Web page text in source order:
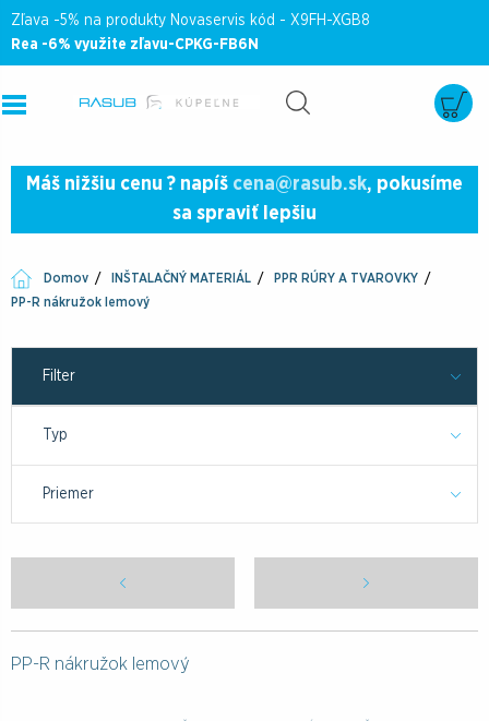
Zľava -5% na produkty Novaservis kód - X9FH-XGB8
Rea -6% využite zľavu-CPKG-FB6N
Máš nižšiu cenu ? napíš cena@rasub.sk, pokusíme
sa spraviť lepšiu
Domov INŠTALAČNÝ MATERIÁL
PPR RÚRY A TVAROVKY
PP-R nákružok lemový
Filter
Typ
Priemer
PP-R nákružok lemový